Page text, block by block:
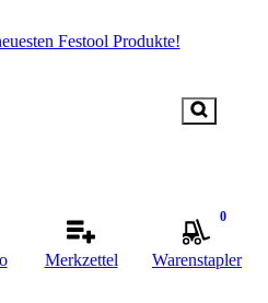
Festool Produkte!
Merkzettel
0
Warenstapler